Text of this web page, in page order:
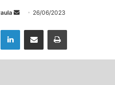
Mande
mail
26/06/2023
LinkedinCompartilhar via e-mail Imprimir